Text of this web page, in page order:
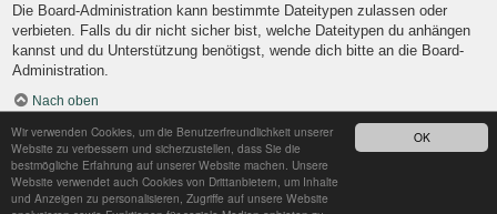
OK
Wir verwenden Cookies, um die Benutzerfreundlichkeit unserer
Website zu verbessern und sicherzustellen, dass Sie die
bestmögliche Erfahrung auf unserer Website machen. Unsere
Website verwendet auch Cookies von Drittanbietern, um Inhalte
und Anzeigen zu personalisieren, Zugriffe auf unsere Website
Die Board-Administration kann bestimmte Dateitypen zulassen oder
verbieten. Falls du dir nicht sicher bist, welche Dateitypen du anhängen
kannst und du Unterstützung benötigst, wende dich bitte an die Board-
Administration.
Nach oben
Kann ich eine Übersicht all meiner Dateianhänge erhalten?
Um eine Liste all deiner Dateianhänge zu erhalten, gehe in den
persönlichen Bereich. Dort findest du unter „Einstieg“ einen Punkt
„Dateianhänge verwalten“, über den du eine Liste deiner Dateianhänge